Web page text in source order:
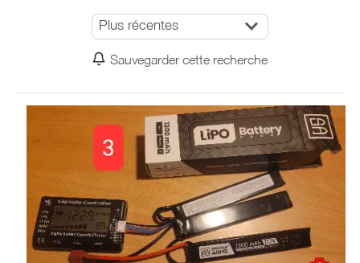
Plus récentes
Sauvegarder cette recherche